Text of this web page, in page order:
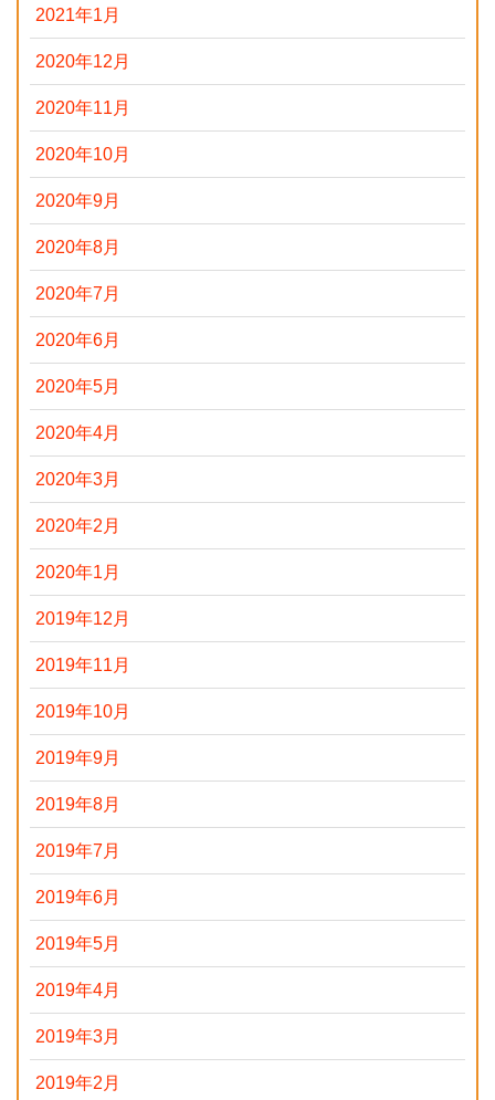
2021年1月
2020年12月
2020年11月
2020年10月
2020年9月
2020年8月
2020年7月
2020年6月
2020年5月
2020年4月
2020年3月
2020年2月
2020年1月
2019年12月
2019年11月
2019年10月
2019年9月
2019年8月
2019年7月
2019年6月
2019年5月
2019年4月
2019年3月
2019年2月